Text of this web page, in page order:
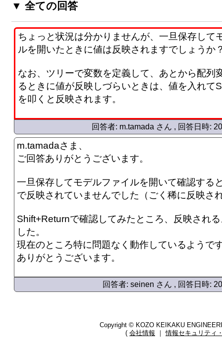
▼ 全ての回答
ちょっと状況は分かりませんが、一旦保存して
ルを開いたときに値は反映されますでしょうか
なお、ツリーで変数を定義して、あとから配列
るときに値が反映しづらいときは、値を入れて
を叩くと反映されます。
回答者: m.tamada さん , 回答日時:
m.tamadaさま、
ご回答ありがとうございます。
一旦保存してモデルファイルを開いて確認する
で反映されていませんでした（ごく稀に反映さ
Shift+Returnで確認してみたところ、反映され
した。
現在のところ特に問題なく動作しているようで
ありがとうございます。
回答者: seinen さん , 回答日時:
Copyright © KOZO KEIKAKU
( 会社情報 ｜情報セキュリティ